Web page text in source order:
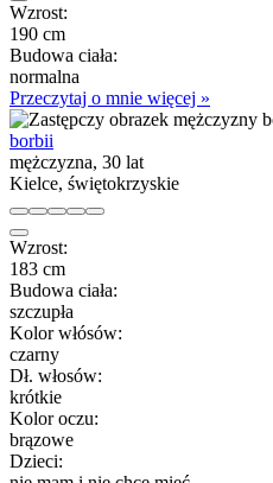
Wzrost:
190 cm
Budowa ciała:
normalna
Przeczytaj o mnie więcej »
borbii
mężczyzna, 30 lat
Kielce, świętokrzyskie
Wzrost:
183 cm
Budowa ciała:
szczupła
Kolor włósów:
czarny
Dł. włosów:
krótkie
Kolor oczu:
brązowe
Dzieci: